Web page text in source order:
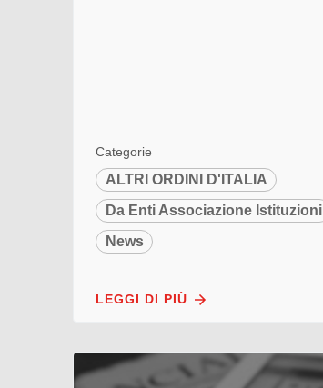
Categorie
ALTRI ORDINI D'ITALIA
Da Enti Associazione Istituzioni
News
LEGGI DI PIÙ